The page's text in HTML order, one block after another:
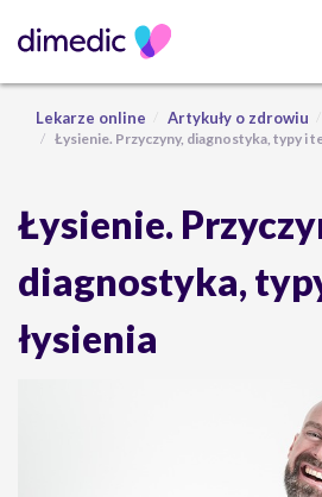
Lekarze online Artykuły o zdrowiu
Łysienie. Przyczyny, diagnostyka, typy i
Łysienie.
diagnostyka,
łysienia